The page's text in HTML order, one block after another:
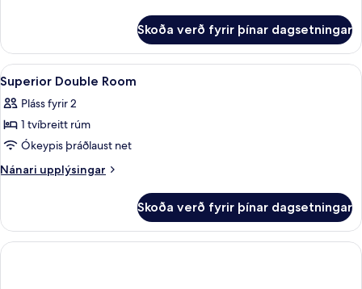
Quadruple
Room
Skoða verð fyrir þínar dagsetningar
Skoða
allar
myndir
fyrir
Superior
Double
Rúmföt af bestu gerð, dúnsængur,
5
Superior Double Room
Pláss fyrir 2
1 tvíbreitt rúm
Ókeypis þráðlaust net
Nánari upplýsingar
Nánari
Double
Room
Skoða verð fyrir þínar dagsetningar